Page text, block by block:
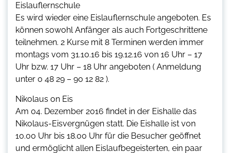
Eislauflernschule
Es wird wieder eine Eislauflernschule angeboten. Es
können sowohl Anfänger als auch Fortgeschrittene
teilnehmen. 2 Kurse mit 8 Terminen werden immer
montags vom 31.10.16 bis 19.12.16 von 16 Uhr – 17
Uhr bzw. 17 Uhr – 18 Uhr angeboten ( Anmeldung
unter 0 48 29 – 90 12 82 ).
Nikolaus on Eis
Am 04. Dezember 2016 findet in der Eishalle das
Nikolaus-Eisvergnügen statt. Die Eishalle ist von
10.00 Uhr bis 18.00 Uhr für die Besucher geöffnet
und ermöglicht allen Eislaufbegeisterten, ein paar